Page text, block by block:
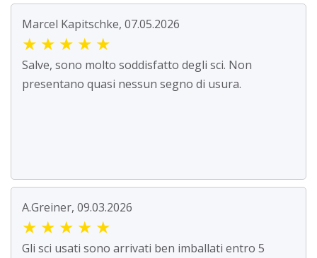
Marcel Kapitschke, 07.05.2026
★ ★ ★ ★ ★
Salve, sono molto soddisfatto degli sci. Non
presentano quasi nessun segno di usura.
A.Greiner, 09.03.2026
★ ★ ★ ★ ★
Gli sci usati sono arrivati ben imballati entro 5